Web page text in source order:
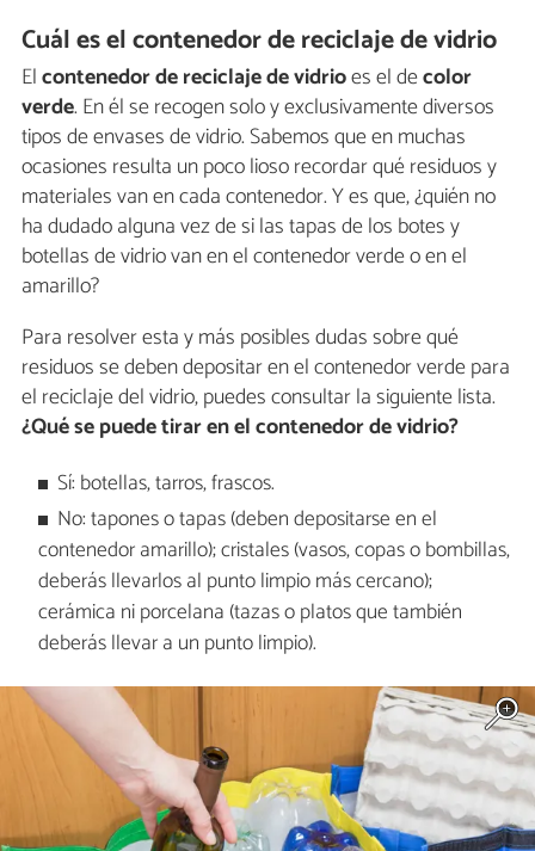
Cuál es el contenedor de reciclaje de vidrio
Elcontenedor de reciclaje de vidrioes el decolor
verde. En él se recogen solo y exclusivamente diversos
tipos de envases de vidrio. Sabemos que en muchas
ocasiones resulta un poco lioso recordar qué residuos y
materiales van en cada contenedor. Y es que, ¿quién no
ha dudado alguna vez de si las tapas de los botes y
botellas de vidrio van en el contenedor verde o en el
amarillo?
Para resolver esta y más posibles dudas sobre qué
residuos se deben depositar en el contenedor verde para
el reciclaje del vidrio, puedes consultar la siguiente lista.
¿Qué se puede tirar en el contenedor de vidrio?
Sí: botellas, tarros, frascos.
No: tapones o tapas (deben depositarse en el
contenedor amarillo); cristales (vasos, copas o bombillas,
deberás llevarlos al punto limpio más cercano);
cerámica ni porcelana (tazas o platos que también
deberás llevar a un punto limpio).